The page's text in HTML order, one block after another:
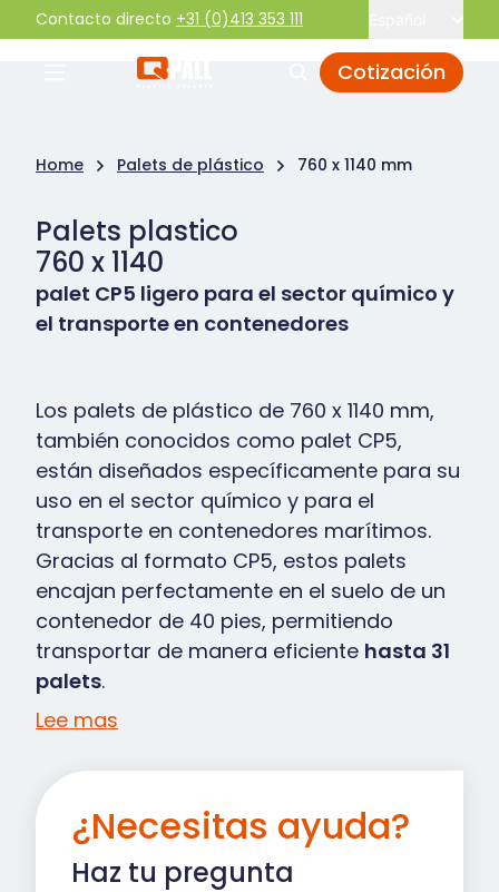
Contacto directo +31 (0)413 353 111
Cotización
Home Palets de plástico 760 x 1140 mm
Palets plastico
760 x 1140
palet CP5 ligero para el sector químico y
el transporte en contenedores
Los palets de plástico de 760 x 1140 mm,
también conocidos como palet CP5,
están diseñados específicamente para su
uso en el sector químico y para el
transporte en contenedores marítimos.
Gracias al formato CP5, estos palets
encajan perfectamente en el suelo de un
contenedor de 40 pies, permitiendo
transportar de manera eficiente hasta 31
palets.
Lee mas
¿Necesitas ayuda?
Haz tu pregunta